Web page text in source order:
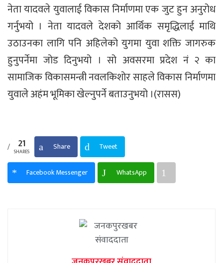
नेता यादवले युवालाई विकास निर्माणमा एक जुट हुन अनुरोध
गर्नुभयो । नेता यादवले देशको आर्थिक समृद्धिलाई माथि
उठाउनका लागि पनि अहिलेको युगमा युवा शक्ति जागरुक
हुनुपर्नेमा जोड दिनुभयो । सो अवसरमा प्रदेश नं २ का
सामाजिक विकासमन्त्री नवलकिशोर साहले विकास निर्माणमा
युवाले अहंम भूमिका खेल्नुपर्ने बताउनुभयो ।(रासस)
21
SHARES Share Tweet
Facebook Messenger WhatsApp